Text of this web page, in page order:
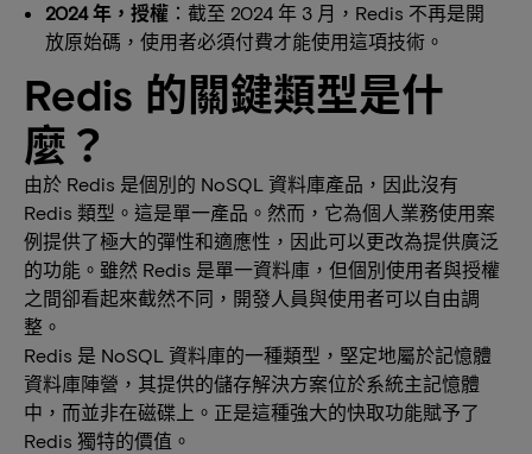
2024 年，授權 ：截至 2024 年 3 月，Redis 不再是開
放原始碼，使用者必須付費才能使用這項技術。
Redis 的關鍵類型是什
麼？
由於 Redis 是個別的 NoSQL 資料庫產品，因此沒有
Redis 類型。這是單一產品。然而，它為個人業務使用案
例提供了極大的彈性和適應性，因此可以更改為提供廣泛
的功能。雖然 Redis 是單一資料庫，但個別使用者與授權
之間卻看起來截然不同，開發人員與使用者可以自由調
整。
Redis 是 NoSQL 資料庫的一種類型，堅定地屬於記憶體
資料庫陣營，其提供的儲存解決方案位於系統主記憶體
中，而並非在磁碟上。正是這種強大的快取功能賦予了
Redis 獨特的價值。